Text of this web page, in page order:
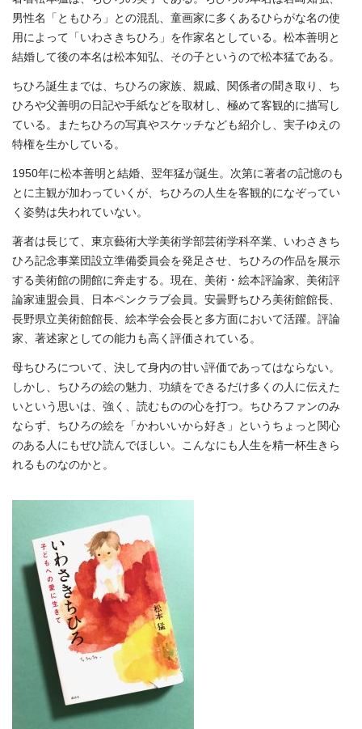
男性名「ともひろ」との混乱、童画家に多くあるひらがな名の使
用によって「いわさきちひろ」を作家名としている。松本善明と
結婚して後の本名は松本知弘、その子というので松本猛である。
ちひろ誕生までは、ちひろの家族、親戚、関係者の聞き取り、ち
ひろや父善明の日記や手紙などを取材し、極めて客観的に描写し
ている。またちひろの写真やスケッチなども紹介し、実子ゆえの
特権を生かしている。
1950年に松本善明と結婚、翌年猛が誕生。次第に著者の記憶のも
とに主観が加わっていくが、ちひろの人生を客観的になぞってい
く姿勢は失われていない。
著者は長じて、東京藝術大学美術学部芸術学科卒業、いわさきち
ひろ記念事業団設立準備委員会を発足させ、ちひろの作品を展示
する美術館の開館に奔走する。現在、美術・絵本評論家、美術評
論家連盟会員、日本ペンクラブ会員。安曇野ちひろ美術館館長、
長野県立美術館館長、絵本学会会長と多方面において活躍。評論
家、著述家としての能力も高く評価されている。
母ちひろについて、決して身内の甘い評価であってはならない。
しかし、ちひろの絵の魅力、功績をできるだけ多くの人に伝えた
いという思いは、強く、読むものの心を打つ。ちひろファンのみ
ならず、ちひろの絵を「かわいいから好き」というちょっと関心
のある人にもぜひ読んでほしい。こんなにも人生を精一杯生きら
れるものなのかと。